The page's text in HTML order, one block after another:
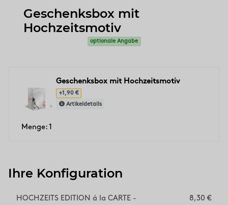
Geschenksbox mit
Hochzeitsmotiv
optionale Angabe
Geschenksbox mit Hochzeitsmotiv
+1,90 €
Artikeldetails
Menge: 1
Ihre Konfiguration
HOCHZEITS EDITION á la CARTE -
8,30 €